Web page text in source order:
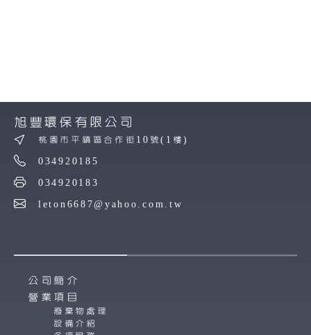
旭豐環保有限公司
桃園市平鎮區合作街10號(1樓)
034920185
034920183
leton6687@yahoo.com.tw
公司簡介
營業項目
廢棄物處理
設備介紹